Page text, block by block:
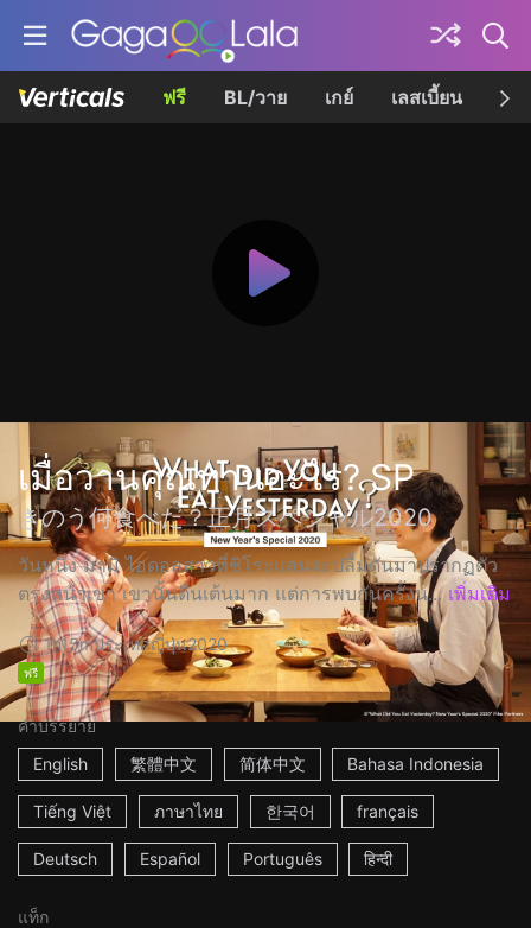
ฟรี BL/วาย เกย์ เลสเบี้ยน เค
เมื่อวานคุณทานอะไร? SP
きのう何食べた？正月スペシャル2020
วันหนึ่ง มามิ ไอดอลสาวที่ชิโระแสนจะปลื้มดันมาปรากฏตัว
ตรงหน้าเขา เขานั้นตื่นเต้นมาก แต่การพบกันครั้งน... เพิ่มเติม
1h15mประเทศญี่ปุ่น2020
ฟรี
คำบรรยาย
English
繁體中文 简体中文 Bahasa Indonesia
Tiếng Việt ภาษาไทย 한국어 français
Deutsch Español Português हिन्दी
แท็ก